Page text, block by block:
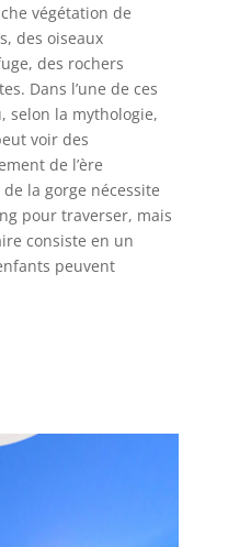
végétation de
des oiseaux
des rochers
Dans l’une de ces
selon la mythologie,
voir des
de l’ère
la gorge nécessite
pour traverser, mais
consiste en un
peuvent